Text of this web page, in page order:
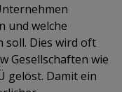
und welche
soll. Dies wird oft
Gesellschaften wie
gelöst. Damit ein